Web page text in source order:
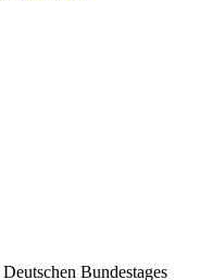
Bundestages